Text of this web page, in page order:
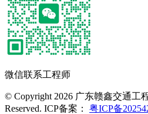
微信联系工程师
© Copyright 2026 广东赣鑫交通工
Reserved. ICP备案： 粤ICP备